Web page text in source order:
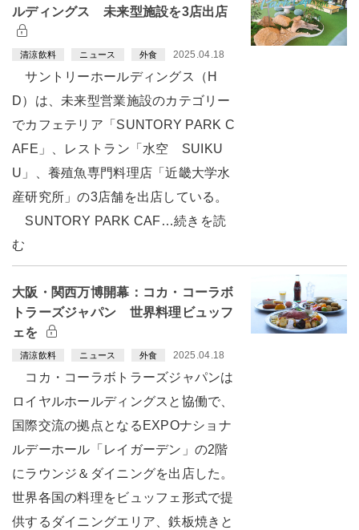
ルディングス 未来型施設を3店出店
清涼飲料 ニュース 外食 2025.04.18
サントリーホールディングス（H
D）は、未来型営業施設のカテゴリー
でカフェテリア「SUNTORY PARK C
AFE」、レストラン「水空 SUIKU
U」、養殖魚専門料理店「近畿大学水
産研究所」の3店舗を出店している。
SUNTORY PARK CAF…続きを読
む
大阪・関西万博開幕：コカ・コーラボ
トラーズジャパン 世界料理ビュッフ
ェを
清涼飲料 ニュース 外食 2025.04.18
コカ・コーラボトラーズジャパンは
ロイヤルホールディングスと協働で、
国際交流の拠点となるEXPOナショナ
ルデーホール「レイガーデン」の2階
にラウンジ＆ダイニングを出店した。
世界各国の料理をビュッフェ形式で提
供するダイニングエリア、鉄板焼きと